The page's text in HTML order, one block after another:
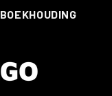
BOEKHOUDING